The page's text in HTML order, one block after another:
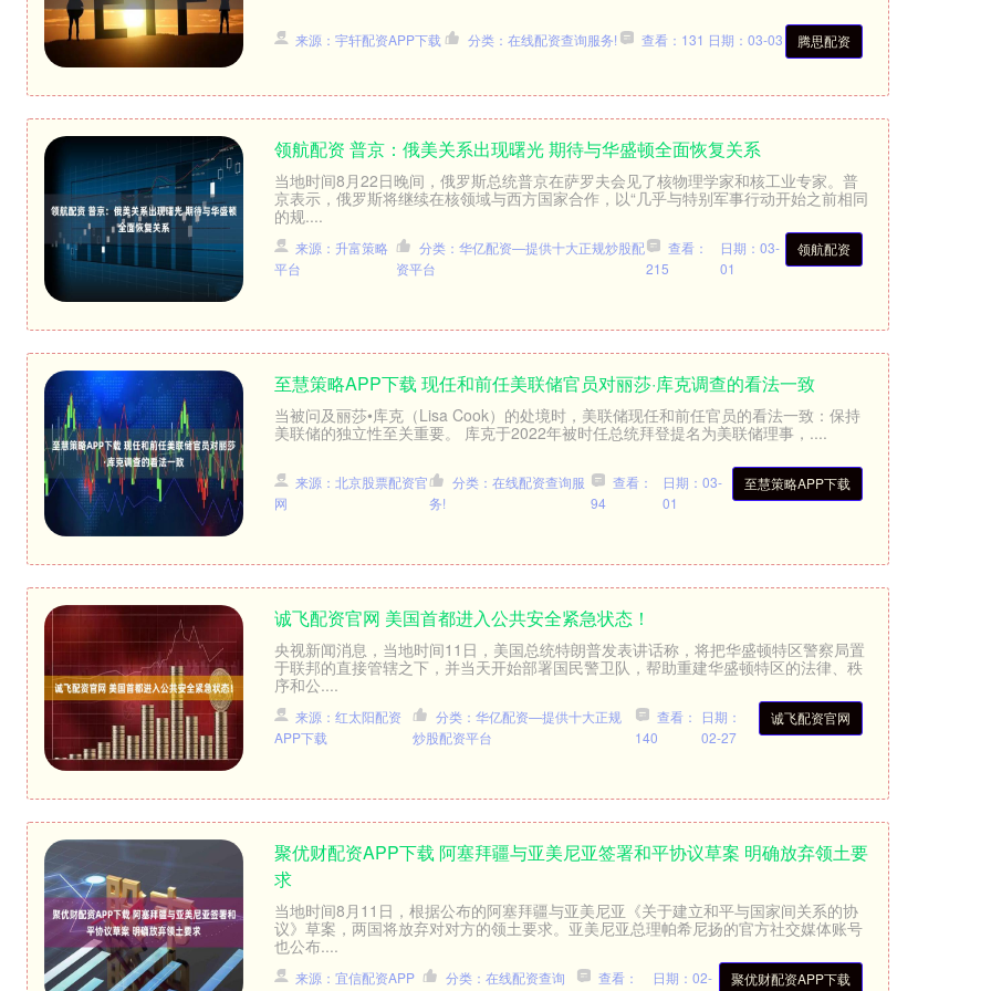
腾思配资
来源：宇轩配资APP下载 分类：在线配资查询服务! 查看：131 日期：03-03
领航配资 普京：俄美关系出现曙光 期待与华盛顿全面恢复关系
当地时间8月22日晚间，俄罗斯总统普京在萨罗夫会见了核物理学家和核工业专家。普
京表示，俄罗斯将继续在核领域与西方国家合作，以“几乎与特别军事行动开始之前相同
的规....
领航配资
来源：升富策略
平台
分类：华亿配资—提供十大正规炒股配
资平台
查看：
215
日期：03-
01
至慧策略APP下载 现任和前任美联储官员对丽莎·库克调查的看法一致
当被问及丽莎•库克（Lisa Cook）的处境时，美联储现任和前任官员的看法一致：保持
美联储的独立性至关重要。 库克于2022年被时任总统拜登提名为美联储理事，....
至慧策略APP下载
来源：北京股票配资官
网
分类：在线配资查询服
务!
查看：
94
日期：03-
01
诚飞配资官网 美国首都进入公共安全紧急状态！
央视新闻消息，当地时间11日，美国总统特朗普发表讲话称，将把华盛顿特区警察局置
于联邦的直接管辖之下，并当天开始部署国民警卫队，帮助重建华盛顿特区的法律、秩
序和公....
诚飞配资官网
来源：红太阳配资
APP下载
分类：华亿配资—提供十大正规
炒股配资平台
查看：
140
日期：
02-27
聚优财配资APP下载 阿塞拜疆与亚美尼亚签署和平协议草案 明确放弃领土要
求
当地时间8月11日，根据公布的阿塞拜疆与亚美尼亚《关于建立和平与国家间关系的协
议》草案，两国将放弃对对方的领土要求。亚美尼亚总理帕希尼扬的官方社交媒体账号
也公布....
聚优财配资APP下载
来源：宜信配资APP
分类：在线配资查询
查看：
日期：02-